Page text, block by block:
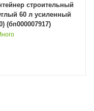
строительный
60 л усиленный
(бп000007917)